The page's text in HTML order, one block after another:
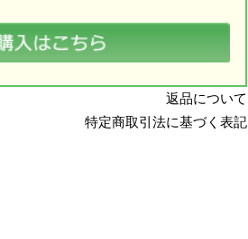
返品について
特定商取引法に基づく表記